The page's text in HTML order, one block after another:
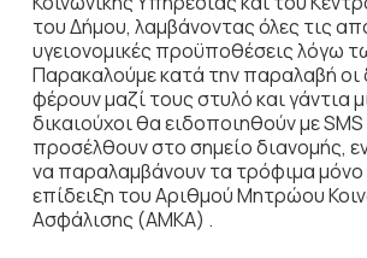
του Δήμου, λαμβάνοντας όλες τις
υγειονομικές προϋποθέσεις λόγω
Παρακαλούμε κατά την παραλαβή οι
φέρουν μαζί τους στυλό και γάντια
δικαιούχοι θα ειδοποιηθούν με SMS
προσέλθουν στο σημείο διανομής,
να παραλαμβάνουν τα τρόφιμα μόνο
επίδειξη του Αριθμού Μητρώου
Ασφάλισης (ΑΜΚΑ) .